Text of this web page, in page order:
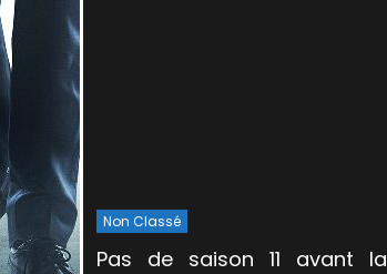
Non Classé
Pas de saison 11 avant la